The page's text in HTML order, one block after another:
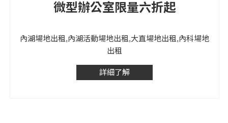
微型辦公室限量六折起
內湖場地出租,內湖活動場地出租,大直場地出租,內科場地
出租
詳細了解